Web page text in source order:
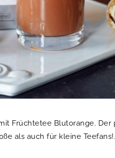
Früchtetee Blutorange.
als auch für kleine